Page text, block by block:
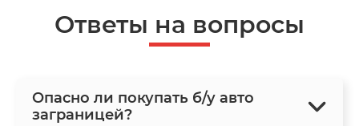
Ответы на вопросы
Опасно ли покупать б/у авто
заграницей?